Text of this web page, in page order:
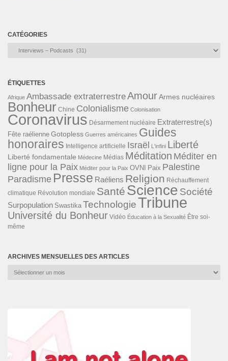
CATÉGORIES
Catégories
ÉTIQUETTES
Afrique Ambassade extraterrestreAmourArmes nucléaires
Bonheur Chine Colonialisme Colonisation
Coronavirus Désarmement nucléaire Extraterrestre(s)
Fête raélienne Gotopless Guerres américaines Guides
honoraires Intelligence artificielle Israël L'infini Liberté
Liberté fondamentale Médecine Médias Méditation Méditer en
ligne pour la Paix Méditer pour la Paix OVNI Paix Palestine
Paradisme Presse Raéliens Religion Réchauffement
climatique Révolution mondiale Santé Science Société
Surpopulation Swastika TechnologieTribune
Université du Bonheur Vidéo Éducation à la Sexualité Être soi-
même
ARCHIVES MENSUELLES DES ARTICLES
Archives